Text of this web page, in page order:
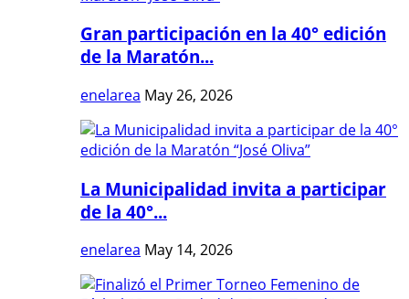
Gran participación en la 40° edición
de la Maratón...
enelarea May 26, 2026
La Municipalidad invita a participar
de la 40°...
enelarea May 14, 2026